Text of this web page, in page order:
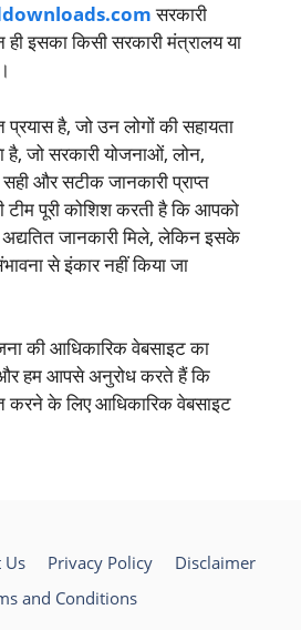
सरकारी
इसका किसी सरकारी मंत्रालय या
प्रयास है, जो उन लोगों की सहायता
है, जो सरकारी योजनाओं, लोन,
और सटीक जानकारी प्राप्त
टीम पूरी कोशिश करती है कि आपको
जानकारी मिले, लेकिन इसके
से इंकार नहीं किया जा
की आधिकारिक वेबसाइट का
हम आपसे अनुरोध करते हैं कि
करने के लिए आधिकारिक वेबसाइट
Us Privacy Policy
Disclaimer
and Conditions